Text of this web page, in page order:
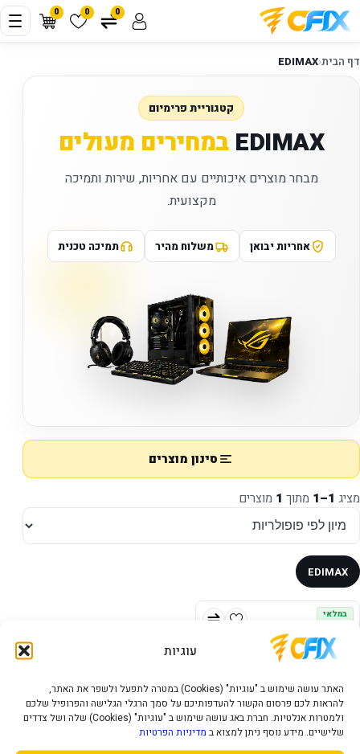
עוגיות
האתר עושה שימוש ב "עוגיות" (Cookies) במטרה לתפעל ולשפר את האתר,
להראות לכם פרסום הקשור להעדפותיכם על סמך הרגלי הגלישה והפרופיל שלכם
ולמטרות אנלטיות. חברת באג עושה שימוש ב "עוגיות" (Cookies) שלה ושל צדדים
שלישיים. מידע נוסף ניתן למצוא ב מדיניות הפרטיות
0 0 0
דף הבית‹
EDIMAX
קטגוריית פרימיום
EDIMAX במחירים מעולים
מבחר מוצרים איכותיים עם אחריות, שירות ותמיכה
מקצועית.
אחריות יבואן משלוח מהיר תמיכה טכנית
סינון מוצרים
מציג 1–1 מתוך 1 מוצרים
EDIMAX
במלאי